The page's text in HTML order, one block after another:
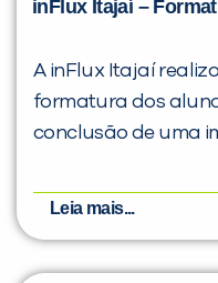
inFlux Itajaí –
A inFlux Itajaí
formatura dos
conclusão de uma
Leia mais...